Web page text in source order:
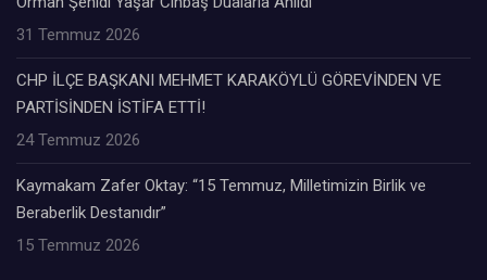
31 Temmuz 2026
CHP İLÇE BAŞKANI MEHMET KARAKÖYLÜ GÖREVİNDEN VE
PARTİSİNDEN İSTİFA ETTİ!
24 Temmuz 2026
Kaymakam Zafer Oktay: “15 Temmuz, Milletimizin Birlik ve
Beraberlik Destanıdır”
15 Temmuz 2026